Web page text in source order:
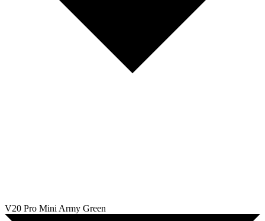
V20 Pro Mini Army Green